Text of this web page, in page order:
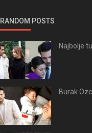
RANDOM POSTS
Najbolje
Burak